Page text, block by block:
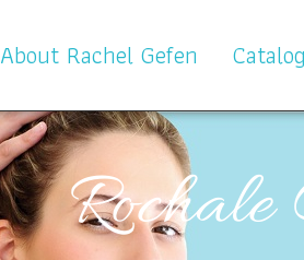
About Rachel Gefen Catalog